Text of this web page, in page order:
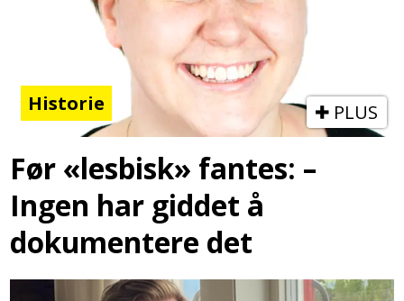
Historie PLUS
Før «lesbisk» fantes: –
Ingen har giddet å
dokumentere det